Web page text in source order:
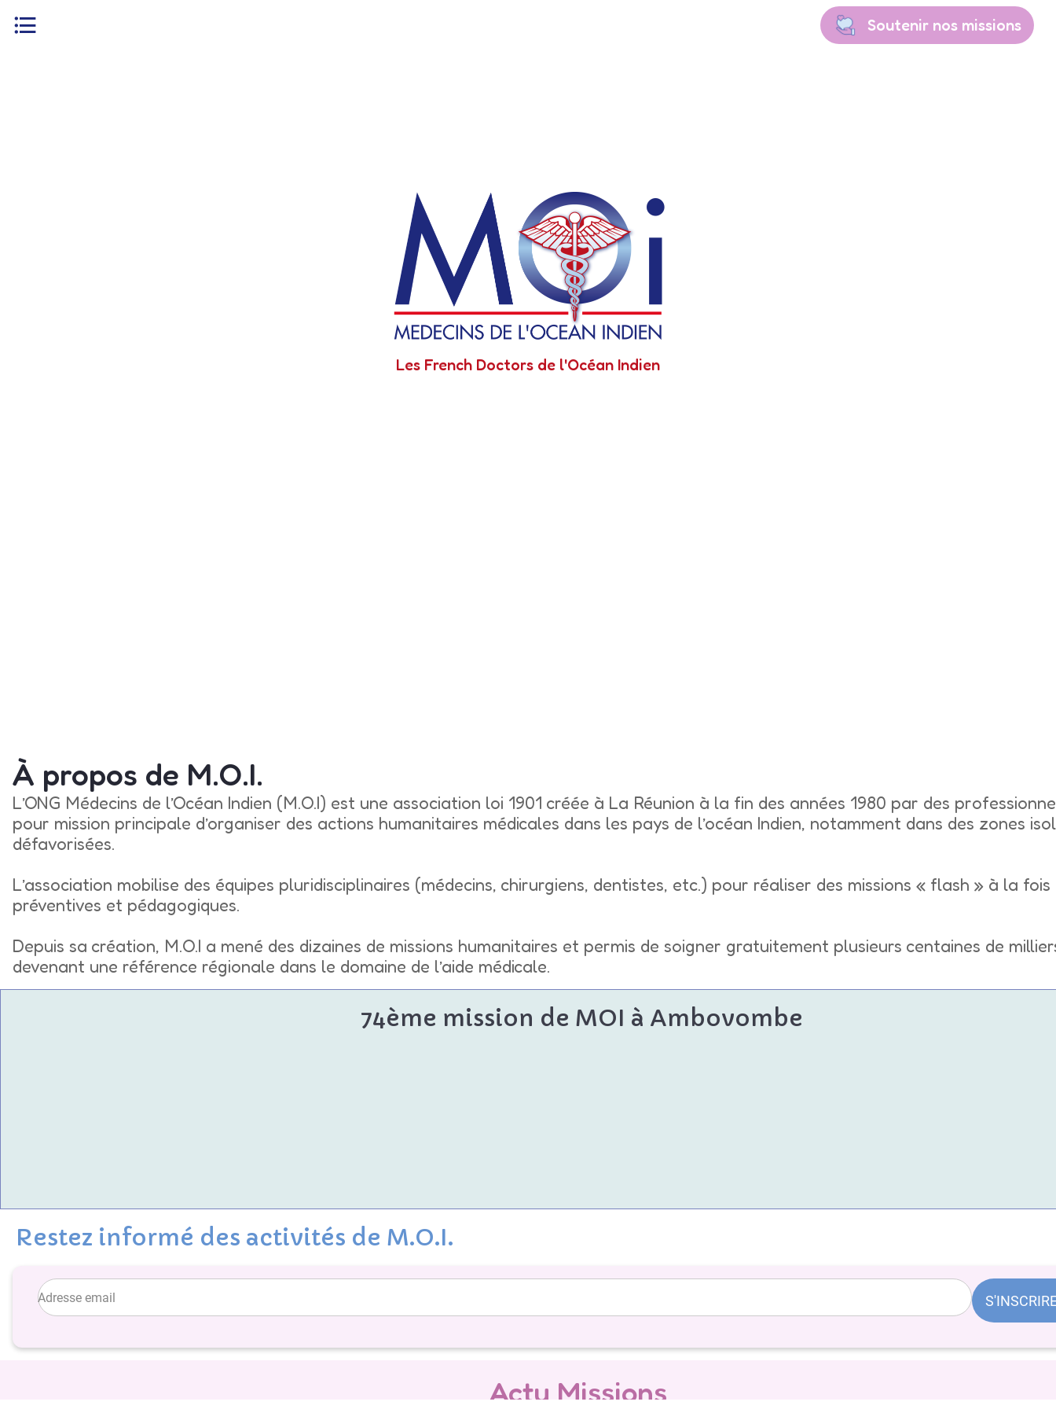
Soutenir nos missions
Les French Doctors de l'Océan Indien
À propos de M.O.I.
L’ONG Médecins de l’Océan Indien (M.O.I) est une association loi 1901 créée à La Réunion à la fin des années 1980 par des
pour mission principale d’organiser des actions humanitaires médicales dans les pays de l’océan Indien, notamment dans des zones
défavorisées.
L’association mobilise des équipes pluridisciplinaires (médecins, chirurgiens, dentistes, etc.) pour réaliser des missions « flash » à la
préventives et pédagogiques.
Depuis sa création, M.O.I a mené des dizaines de missions humanitaires et permis de soigner gratuitement plusieurs centaines de
devenant une référence régionale dans le domaine de l’aide médicale.
74ème mission de MOI à Ambovombe
Restez informé des activités de M.O.I.
Actu Missions